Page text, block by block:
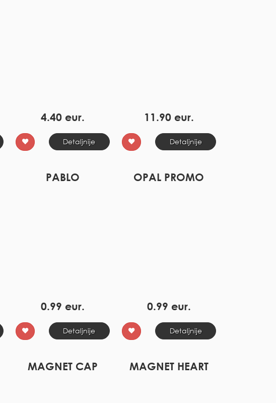
4.40 eur.
Detaljnije
11.90 eur.
Detaljnije
PABLO
0.99 eur.
Detaljnije
OPAL PROMO
0.99 eur.
Detaljnije
MAGNET CAP MAGNET HEART